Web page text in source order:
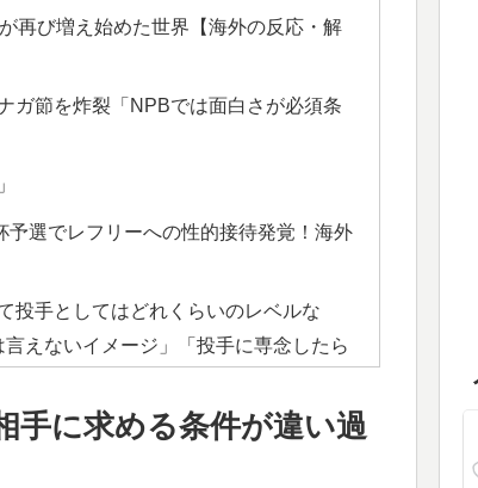
再び増え始めた世界【海外の反応・解
ガ節を炸裂「NPBでは面白さが必須条
選でレフリーへの性的接待発覚！海外
投手としてはどれくらいのレベルな
えないイメージ」「投手に専念したら
ｗ」
！メディカル検査をパス！現地サポ
手に求める条件が違い過